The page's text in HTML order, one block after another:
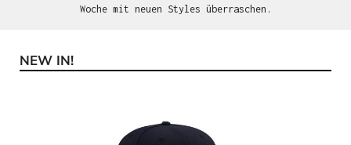
Woche mit neuen Styles überraschen.
Produktgalerie überspringen
NEW IN!